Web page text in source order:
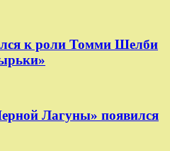
к роли Томми Шелби
Лагуны» появился